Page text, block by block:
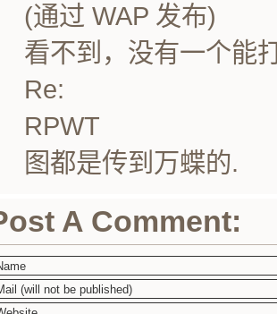
(通过 WAP 发布)
看不到，没有一个能
Re:
RPWT
图都是传到万蝶的.
A Comment: